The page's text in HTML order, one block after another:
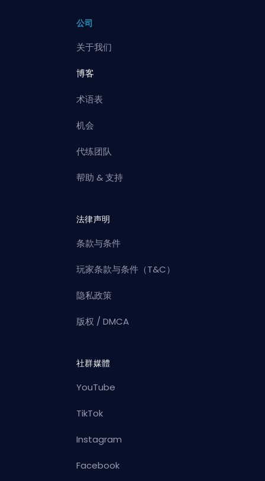
公司
关于我们
博客
术语表
机会
代练团队
帮助 & 支持
法律声明
条款与条件
玩家条款与条件（T&C）
隐私政策
版权 / DMCA
社群媒體
YouTube
TikTok
Instagram
Facebook